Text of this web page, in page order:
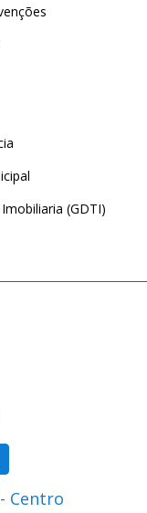
Centro
(GDTI)